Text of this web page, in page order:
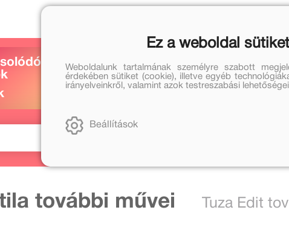
további művei Tuza Edit
Ez a weboldal
Weboldalunk tartalmának személyre szabott
érdekében sütiket (cookie), illetve egyéb
irányelveinkről, valamint azok testreszabási
Beállítások